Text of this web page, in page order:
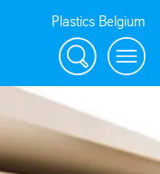
Plastics Belgium
Rechercher
Menu